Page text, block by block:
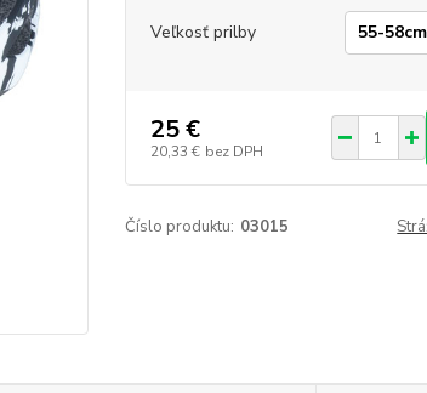
Veľkosť prilby
25 €
20,33 € bez DPH
Číslo produktu: 03015